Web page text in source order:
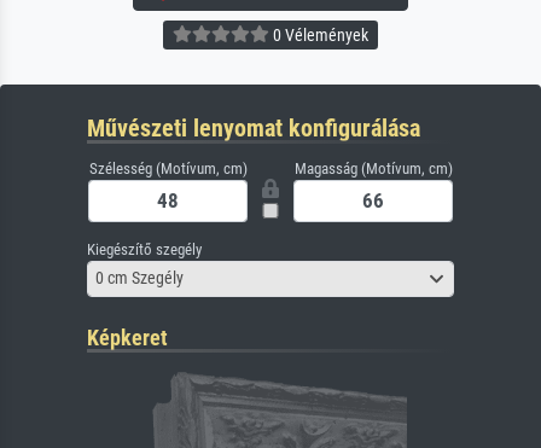
0 Vélemények
Művészeti lenyomat konfigurálása
Szélesség (Motívum, cm) Magasság (Motívum, cm)
Kiegészítő szegély
0 cm Szegély
Képkeret